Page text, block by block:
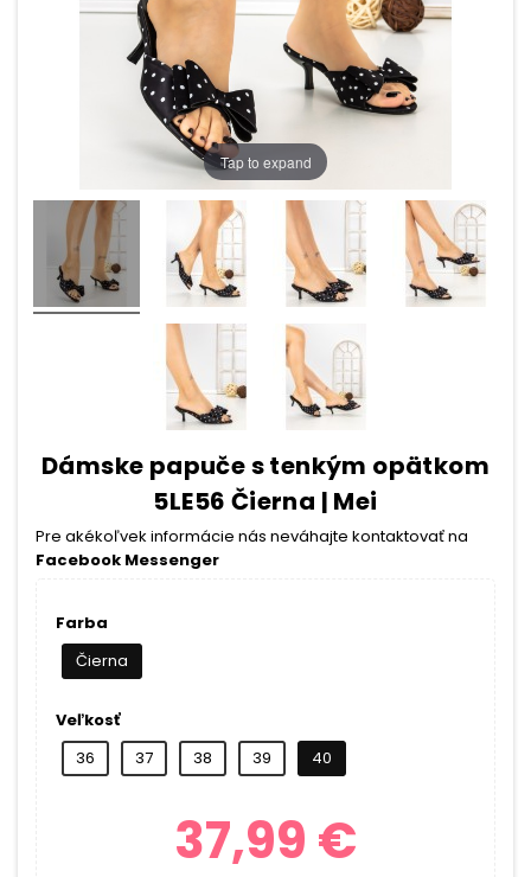
Tap to expand
Dámske papuče s tenkým opätkom
5LE56 Čierna | Mei
Pre akékoľvek informácie nás neváhajte kontaktovať na
Facebook Messenger
Farba
Čierna
Veľkosť
36
37 38 39 40
37,99 €